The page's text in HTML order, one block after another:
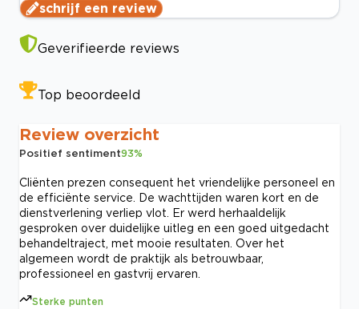
schrijf een review
Geverifieerde reviews
Top beoordeeld
Review overzicht
Positief sentiment93%
Cliënten prezen consequent het vriendelijke personeel en
de efficiënte service. De wachttijden waren kort en de
dienstverlening verliep vlot. Er werd herhaaldelijk
gesproken over duidelijke uitleg en een goed uitgedacht
behandeltraject, met mooie resultaten. Over het
algemeen wordt de praktijk als betrouwbaar,
professioneel en gastvrij ervaren.
Sterke punten